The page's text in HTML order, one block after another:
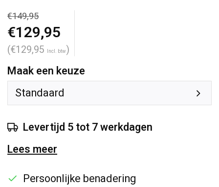
€149,95
€129,95
(€129,95 Incl. btw)
Maak een keuze
Standaard
Levertijd 5 tot 7 werkdagen
Lees meer
Persoonlijke benadering